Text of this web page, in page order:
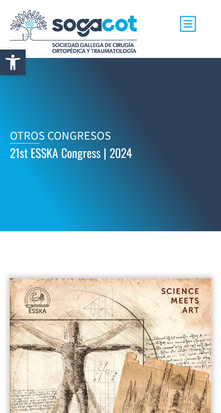
Abrir barra de herramientas
OTROS CONGRESOS
21st ESSKA Congress | 2024